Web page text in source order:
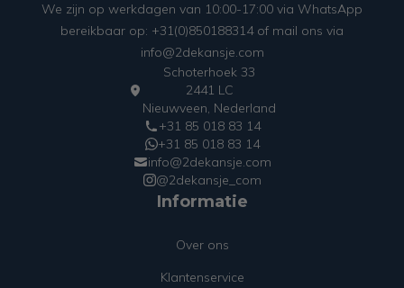
We zijn op werkdagen van 10:00-17:00 via WhatsApp
bereikbaar op: +31(0)850188314 of mail ons via
info@2dekansje.com
Schoterhoek 33
2441 LC
Nieuwveen, Nederland
+31 85 018 83 14
+31 85 018 83 14
info@2dekansje.com
@2dekansje_com
Informatie
Over ons
Klantenservice